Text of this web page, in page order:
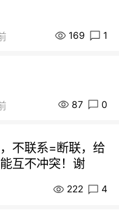
169 1
87 0
不联系=断联，给
互不冲突！谢
222 4